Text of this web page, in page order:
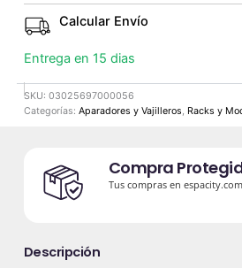
Entrega en 15 dias
Calcular Envío
SKU: 03025697000056
Categorías: Aparadores y Vajilleros, Racks y
Compra
Tus compras en
Descripción